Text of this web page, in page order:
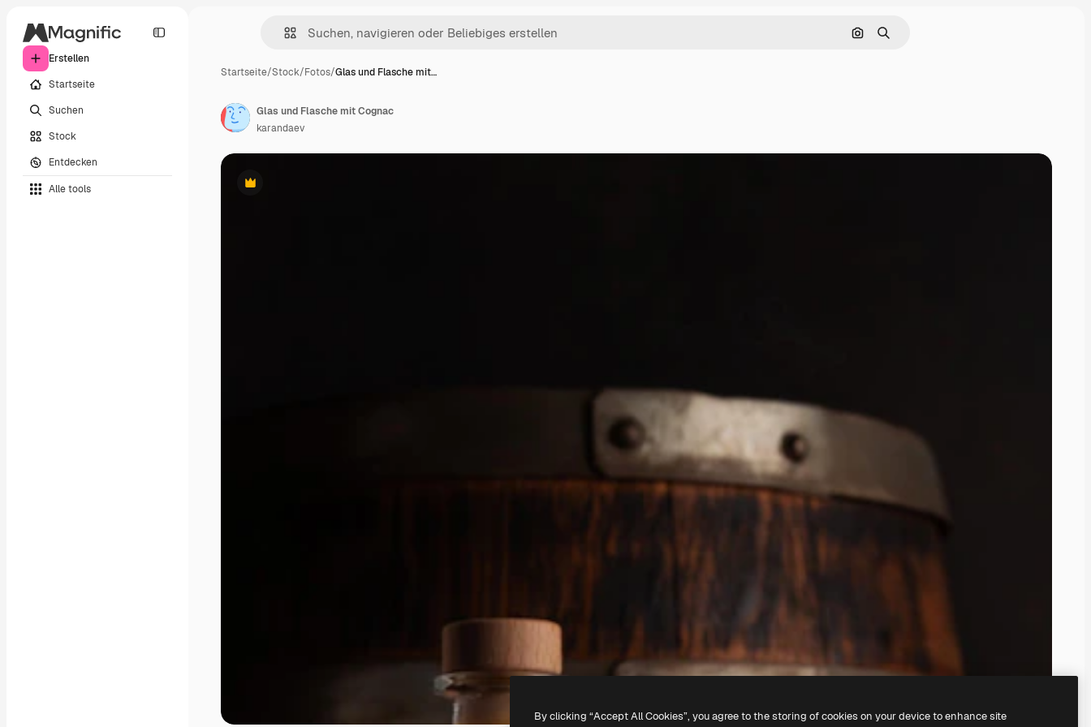
Erstellen
Startseite
Suchen
Stock
Entdecken
Alle tools
Nach Bild suchen
Suchen
Startseite/Stock/Fotos/Glas und Flasche mit…
Premium
Glas und Flasche mit Cognac
karandaev
By clicking “Accept All Cookies”, you agree to the storing of cookies on your device to enhance site